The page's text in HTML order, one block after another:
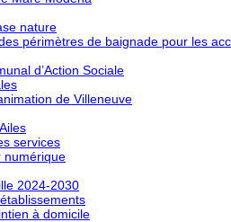
nature
périmètres de baignade pour les
d’Action Sociale
de Villeneuve
services
numérique
2024-2030
à domicile